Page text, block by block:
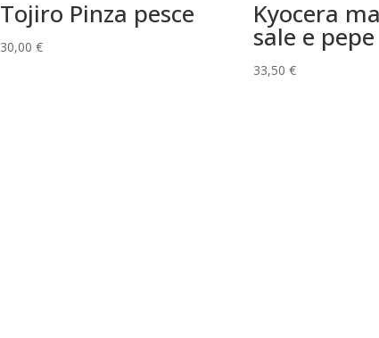
Tojiro Pinza pesce
30,00 €
Kyocera
sale e pepe
33,50 €